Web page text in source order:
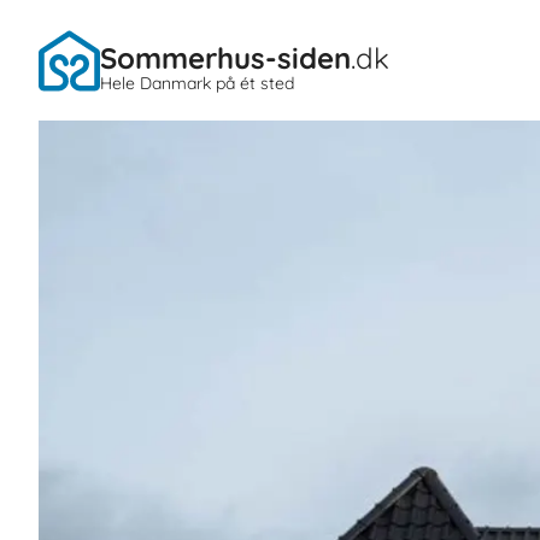
Sommerhus-siden.dk
Hele Danmark på ét sted